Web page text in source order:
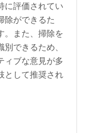
に評価されてい
除ができるた
。また、掃除を
できるため、
ィブな意見が多
として推奨され